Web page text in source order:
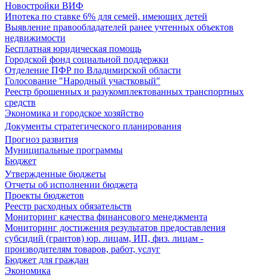
Новостройки ВИФ
Ипотека по ставке 6% для семей, имеющих детей
Выявление правообладателей ранее учтенных объектов
недвижимости
Бесплатная юридическая помощь
Городской фонд социальной поддержки
Отделение ПФР по Владимирской области
Голосование "Народный участковый"
Реестр брошенных и разукомплектованных транспортных
средств
Экономика и городское хозяйство
Документы стратегического планирования
Прогноз развития
Муниципальные программы
Бюджет
Утвержденные бюджеты
Отчеты об исполнении бюджета
Проекты бюджетов
Реестр расходных обязательств
Мониторинг качества финансового менеджмента
Мониторинг достижения результатов предоставления
субсидий (грантов) юр. лицам, ИП, физ. лицам -
производителям товаров, работ, услуг
Бюджет для граждан
Экономика